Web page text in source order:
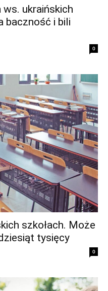
ws. ukraińskich
baczność i bili
0
szkołach. Może
tysięcy
0